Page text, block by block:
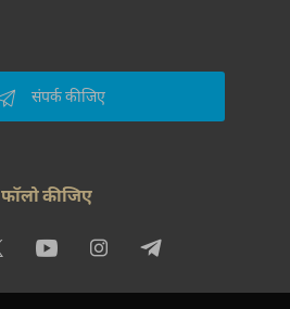
संपर्क कीजिए
फॉलो कीजिए